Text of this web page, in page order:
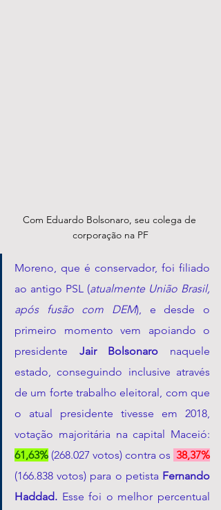
Com Eduardo Bolsonaro, seu colega de
corporação na PF
Moreno, que é conservador, foi filiado
ao antigo PSL (atualmente União Brasil,
após fusão com DEM), e desde o
primeiro momento vem apoiando o
presidente Jair Bolsonaro naquele
estado, conseguindo inclusive através
de um forte trabalho eleitoral, com que
o atual presidente tivesse em 2018,
votação majoritária na capital Maceió:
61,63% (268.027 votos) contra os 38,37%
(166.838 votos) para o petista Fernando
Haddad. Esse foi o melhor percentual